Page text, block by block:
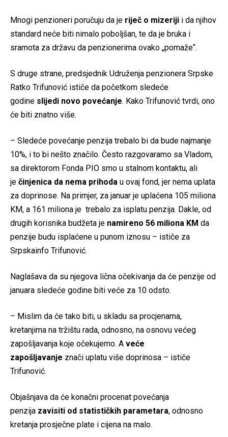
Mnogi penzioneri poručuju da je riječ o mizeriji i da njihov
standard neće biti nimalo poboljšan, te da je bruka i
sramota za državu da penzionerima ovako „pomaže“.
S druge strane, predsjednik Udruženja penzionera Srpske
Ratko Trifunović ističe da početkom sledeće
godine slijedi novo povećanje. Kako Trifunović tvrdi, ono
će biti znatno više.
– Sledeće povećanje penzija trebalo bi da bude najmanje
10%, i to bi nešto značilo. Često razgovaramo sa Vladom,
sa direktorom Fonda PIO smo u stalnom kontaktu, ali
je činjenica da nema prihoda u ovaj fond, jer nema uplata
za doprinose. Na primjer, za januar je uplaćena 105 miliona
KM, a 161 miliona je trebalo za isplatu penzija. Dakle, od
drugih korisnika budžeta je namireno 56 miliona KM da
penzije budu isplaćene u punom iznosu – ističe za
Srpskainfo Trifunović.
Naglašava da su njegova lična očekivanja da će penzije od
januara sledeće godine biti veće za 10 odsto.
– Mislim da će tako biti, u skladu sa procjenama,
kretanjima na tržištu rada, odnosno, na osnovu većeg
zapošljavanja koje očekujemo. A veće
zapošljavanje znači uplatu više doprinosa – ističe
Trifunović.
Objašnjava da će konačni procenat povećanja
penzija zavisiti od statističkih parametara, odnosno
kretanja prosječne plate i cijena na malo.